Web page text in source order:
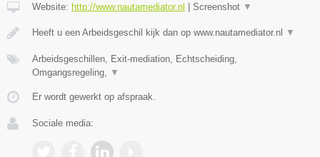
Website: http://www.nautamediator.nl Screenshot ▼
Heeft u een Arbeidsgeschil kijk dan op www.nautamediator.nl ▼
Arbeidsgeschillen, Exit-mediation, Echtscheiding,
Omgangsregeling,
▼
Er wordt gewerkt op afspraak.
Sociale media: